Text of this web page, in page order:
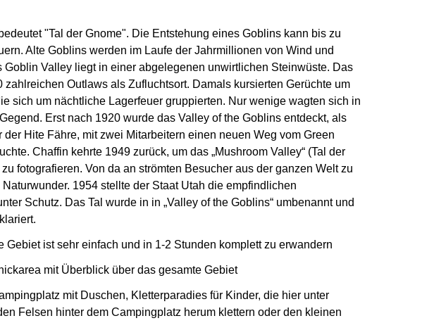
"Tal der Gnome". Die Entstehung eines Goblins kann bis zu
Alte Goblins werden im Laufe der Jahrmillionen von Wind und
Goblin Valley liegt in einer abgelegenen unwirtlichen Steinwüste. Das
zahlreichen Outlaws als Zufluchtsort. Damals kursierten Gerüchte um
sich um nächtliche Lagerfeuer gruppierten. Nur wenige wagten sich in
Erst nach 1920 wurde das Valley of the Goblins entdeckt, als
der Hite Fähre, mit zwei Mitarbeitern einen neuen Weg vom Green
Chaffin kehrte 1949 zurück, um das „Mushroom Valley“ (Tal der
fotografieren. Von da an strömten Besucher aus der ganzen Welt zu
1954 stellte der Staat Utah die empfindlichen
Schutz. Das Tal wurde in in „Valley of the Goblins“ umbenannt und
Gebiet ist sehr einfach und in 1-2 Stunden komplett zu erwandern
mit Überblick über das gesamte Gebiet
mit Duschen, Kletterparadies für Kinder, die hier unter
Felsen hinter dem Campingplatz herum klettern oder den kleinen